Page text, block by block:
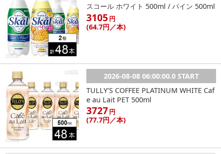
スコール ホワイト 500ml / パイン 500ml
3105 円
(64.7円／本)
2026-08-08 06:00:00.0 START
TULLY’S COFFEE PLATINUM WHITE Caf
e au Lait PET 500ml
3727円
(77.7円／本)